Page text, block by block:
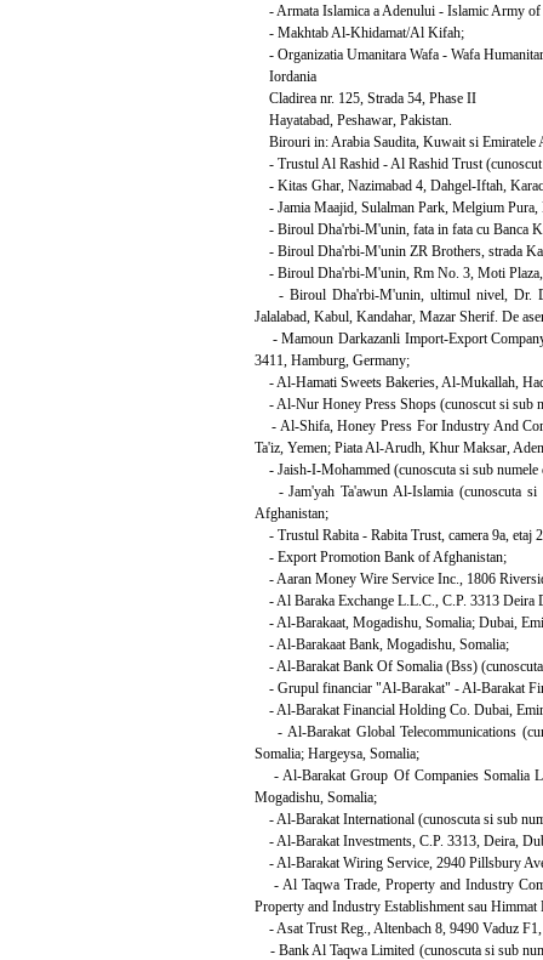
- Armata Islamica a Adenului - Islamic Army of
- Makhtab Al-Khidamat/Al Kifah;
- Organizatia Umanitara Wafa - Wafa
Iordania
Cladirea nr. 125, Strada 54, Phase II
Hayatabad, Peshawar, Pakistan.
Birouri in: Arabia Saudita, Kuwait si Emiratele
- Trustul Al Rashid - Al Rashid Trust (cunoscut
- Kitas Ghar, Nazimabad 4, Dahgel-Iftah,
- Jamia Maajid, Sulalman Park, Melgium Pura,
- Biroul Dha'rbi-M'unin, fata in fata cu Banca
- Biroul Dha'rbi-M'unin ZR Brothers, strada
- Biroul Dha'rbi-M'unin, Rm No. 3, Moti Plaza,
- Biroul Dha'rbi-M'unin, ultimul nivel, Dr.
Jalalabad, Kabul, Kandahar, Mazar Sherif. De
- Mamoun Darkazanli Import-Export
3411, Hamburg, Germany;
- Al-Hamati Sweets Bakeries, Al-Mukallah,
- Al-Nur Honey Press Shops (cunoscut si sub
- Al-Shifa, Honey Press For Industry And
Ta'iz, Yemen; Piata Al-Arudh, Khur Maksar,
- Jaish-I-Mohammed (cunoscuta si sub
- Jam'yah Ta'awun Al-Islamia (cunoscuta si
Afghanistan;
- Trustul Rabita - Rabita Trust, camera 9a, etaj
- Export Promotion Bank of Afghanistan;
- Aaran Money Wire Service Inc., 1806
- Al Baraka Exchange L.L.C., C.P. 3313 Deira
- Al-Barakaat, Mogadishu, Somalia; Dubai,
- Al-Barakaat Bank, Mogadishu, Somalia;
- Al-Barakat Bank Of Somalia (Bss)
- Grupul financiar "Al-Barakat" - Al-Barakat
- Al-Barakat Financial Holding Co. Dubai,
- Al-Barakat Global Telecommunications
Somalia; Hargeysa, Somalia;
- Al-Barakat Group Of Companies Somalia
Mogadishu, Somalia;
- Al-Barakat International (cunoscuta si sub
- Al-Barakat Investments, C.P. 3313, Deira,
- Al-Barakat Wiring Service, 2940 Pillsbury
- Al Taqwa Trade, Property and Industry
Property and Industry Establishment sau
- Asat Trust Reg., Altenbach 8, 9490 Vaduz
- Bank Al Taqwa Limited (cunoscuta si sub